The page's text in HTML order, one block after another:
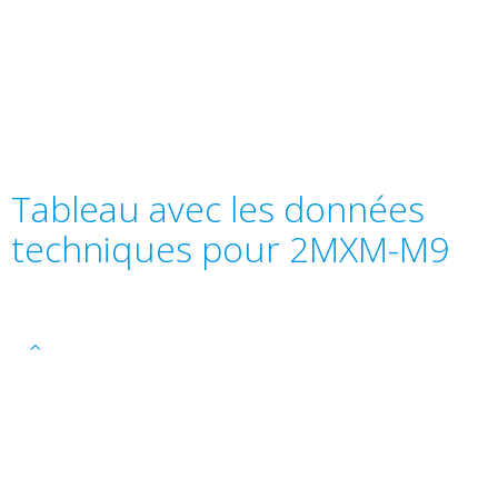
Tableau avec les données
techniques pour 2MXM-M9